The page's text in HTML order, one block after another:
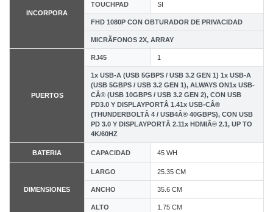
INCORPORA
TOUCHPAD SI
FHD 1080P CON OBTURADOR DE PRIVACIDAD
MICRÃFONOS 2X, ARRAY
PUERTOS
RJ45 1
1x USB-A (USB 5GBPS / USB 3.2 GEN 1) 1x USB-A
(USB 5GBPS / USB 3.2 GEN 1), ALWAYS ON1x USB-
CÂ® (USB 10GBPS / USB 3.2 GEN 2), CON USB
PD3.0 Y DISPLAYPORTÂ 1.41x USB-CÂ®
(THUNDERBOLTÂ 4 / USB4Â® 40GBPS), CON USB
PD 3.0 Y DISPLAYPORTÂ 2.11x HDMIÂ® 2.1, UP TO
4K/60HZ
BATERIA CAPACIDAD 45 WH
DIMENSIONES
LARGO 25.35 CM
ANCHO 35.6 CM
ALTO 1.75 CM